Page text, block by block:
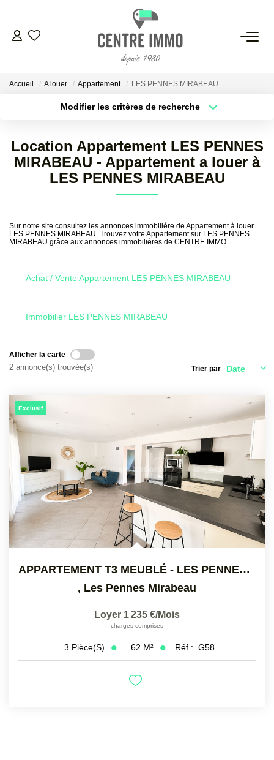
VENTES
ESTIMATION
NOS AGENCES
CONTACT
Accueil A louer Appartement LES PENNES MIRABEAU
Modifier les critères de recherche
Surface min Budget max
Plus de critères Créer une alerte
Location Appartement LES PENNES
MIRABEAU - Appartement a louer à
LES PENNES MIRABEAU
Sur notre site consultez les annonces immobilière de Appartement à louer
LES PENNES MIRABEAU. Trouvez votre Appartement sur LES PENNES
MIRABEAU grâce aux annonces immobilières de CENTRE IMMO.
Achat / Vente Appartement LES PENNES MIRABEAU
Immobilier LES PENNES MIRABEAU
Afficher la carte
2 annonce(s) trouvée(s) Trier par
Exclusif
APPARTEMENT T3 MEUBLÉ - LES PENNES MIRABEAU LA GAVOTTE
, Les Pennes Mirabeau
Loyer 1 235 €/mois
charges comprises
3 Pièce(s) 62 M² Réf : G58